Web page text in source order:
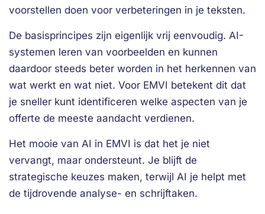
voorstellen doen voor verbeteringen in je teksten.
De basisprincipes zijn eigenlijk vrij eenvoudig. AI-
systemen leren van voorbeelden en kunnen
daardoor steeds beter worden in het herkennen van
wat werkt en wat niet. Voor EMVI betekent dit dat
je sneller kunt identificeren welke aspecten van je
offerte de meeste aandacht verdienen.
Het mooie van AI in EMVI is dat het je niet
vervangt, maar ondersteunt. Je blijft de
strategische keuzes maken, terwijl AI je helpt met
de tijdrovende analyse- en schrijftaken.